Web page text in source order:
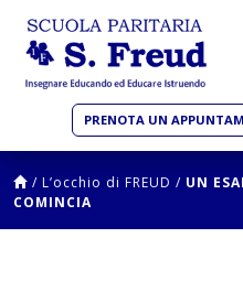
PRENOTA UN
/ L’occhio di FREUD / UN
COMINCIA